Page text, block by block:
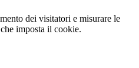
dei visitatori e misurare le
imposta il cookie.